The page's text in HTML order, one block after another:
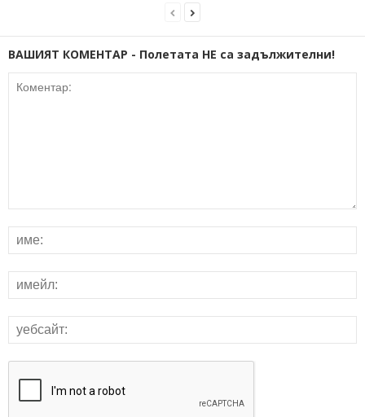
ВАШИЯТ КОМЕНТАР - Полетата НЕ са задължителни!